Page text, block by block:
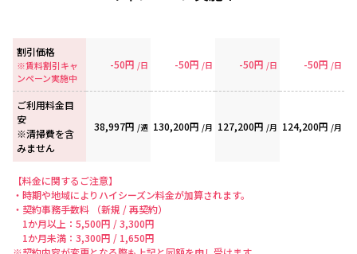
割引価格
※賃料割引キャ
ンペーン実施中
-50円 /日 -50円 /日 -50円 /日 -50円 /日
ご利用料金目
安
※清掃費を含
みません
38,997円 /週 130,200円 /月 127,200円 /月 124,200円 /月
【料金に関するご注意】
・時期や地域によりハイシーズン料金が加算されます。
・契約事務手数料 （新規 / 再契約）
1か月以上：5,500円 / 3,300円
1か月未満：3,300円 / 1,650円